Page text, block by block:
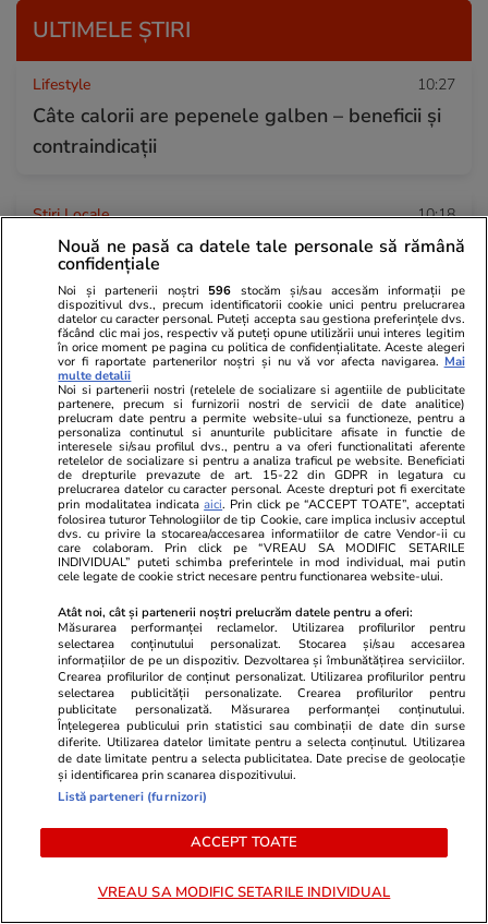
ULTIMELE ȘTIRI
Lifestyle 10:27
Câte calorii are pepenele galben – beneficii și
contraindicații
Știri Locale 10:18
Un bulgar, cu pașaportul expirat, a încercat să
treacă vama Foeni, din Timiș, cu 20 de euro
Știri România 10:09
Două avioane F-16 au fost ridicate de la sol
după ce a fost detectată o dronă la est de
Sulina: A fost emis și un mesaj Ro-Alert
Stiri Mondene 10:00
Prima imagine cu Rareș Cojoc și iubita lui,
Claudia Dumitru. Fotomodelul a publicat
Citește mai multe
TRENDING
Horoscop
nevoia să scoată la lumină talente și înzestrări
pe care le folosesc rar sau deloc
Nouă ne pasă ca datele tale personale să rămână
confidențiale
Noi și partenerii noștri 596 stocăm și/sau accesăm informații pe
dispozitivul dvs., precum identificatorii cookie unici pentru prelucrarea
datelor cu caracter personal. Puteți accepta sau gestiona preferințele dvs.
făcând clic mai jos, respectiv vă puteți opune utilizării unui interes legitim
în orice moment pe pagina cu politica de confidențialitate. Aceste alegeri
vor fi raportate partenerilor noștri și nu vă vor afecta navigarea. Mai
multe detalii
Noi si partenerii nostri (retelele de socializare si agentiile de publicitate
partenere, precum si furnizorii nostri de servicii de date analitice)
prelucram date pentru a permite website-ului sa functioneze, pentru a
personaliza continutul si anunturile publicitare afisate in functie de
interesele si/sau profilul dvs., pentru a va oferi functionalitati aferente
retelelor de socializare si pentru a analiza traficul pe website. Beneficiati
de drepturile prevazute de art. 15-22 din GDPR in legatura cu
prelucrarea datelor cu caracter personal. Aceste drepturi pot fi exercitate
prin modalitatea indicataaici. Prin click pe “ACCEPT TOATE”, acceptati
folosirea tuturor Tehnologiilor de tip Cookie, care implica inclusiv acceptul
dvs. cu privire la stocarea/accesarea informatiilor de catre Vendor-ii cu
care colaboram. Prin click pe “VREAU SA MODIFIC SETARILE
INDIVIDUAL” puteti schimba preferintele in mod individual, mai putin
cele legate de cookie strict necesare pentru functionarea website-ului.
Atât noi, cât și partenerii noștri prelucrăm datele pentru a oferi:
Măsurarea performanței reclamelor. Utilizarea profilurilor pentru
selectarea conținutului personalizat. Stocarea și/sau accesarea
informațiilor de pe un dispozitiv. Dezvoltarea și îmbunătățirea serviciilor.
Crearea profilurilor de conținut personalizat. Utilizarea profilurilor pentru
selectarea publicității personalizate. Crearea profilurilor pentru
publicitate personalizată. Măsurarea performanței conținutului.
Înțelegerea publicului prin statistici sau combinații de date din surse
diferite. Utilizarea datelor limitate pentru a selecta conținutul. Utilizarea
de date limitate pentru a selecta publicitatea. Date precise de geolocație
și identificarea prin scanarea dispozitivului.
Listă parteneri (furnizori)
ACCEPT TOATE
VREAU SA MODIFIC SETARILE INDIVIDUAL